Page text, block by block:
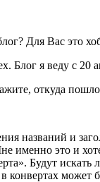
Для Вас это
Блог я веду с 20
откуда пошло
названий и
это и
Будут
может